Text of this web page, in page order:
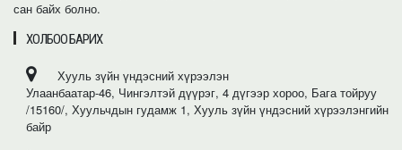
сан байх болно.
ХОЛБОО БАРИХ
Хууль зүйн үндэсний хүрээлэн
Улаанбаатар-46, Чингэлтэй дүүрэг, 4 дүгээр хороо, Бага тойруу
/15160/, Хуульчдын гудамж 1, Хууль зүйн үндэсний хүрээлэнгийн
байр